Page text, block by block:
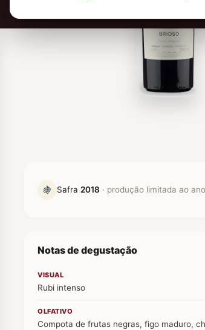
🍇 Safra 2018 · produção limitada ao
Notas de degustação
VISUAL
Rubi intenso
OLFATIVO
Compota de frutas negras, figo maduro,